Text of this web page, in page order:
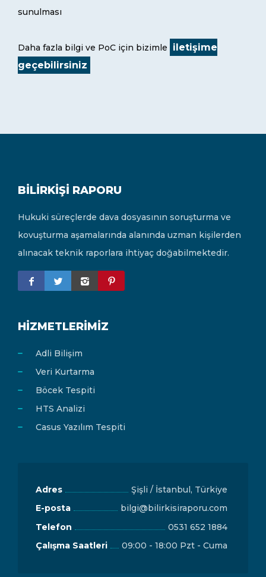
sunulması
Daha fazla bilgi ve PoC için bizimle
iletişime
geçebilirsiniz
BILIRKIŞI RAPORU
Hukuki süreçlerde dava dosyasının soruşturma ve
kovuşturma aşamalarında alanında uzman kişilerden
alınacak teknik raporlara ihtiyaç doğabilmektedir.
HIZMETLERIMIZ
Adli Bilişim
Veri Kurtarma
Böcek Tespiti
HTS Analizi
Casus Yazılım Tespiti
Adres
Şişli / İstanbul, Türkiye
E-posta
bilgi@bilirkisiraporu.com
Telefon
0531 652 1884
Çalışma Saatleri
09:00 - 18:00 Pzt - Cuma